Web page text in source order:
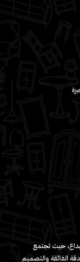
حيث تجتمع
لأكثر من ٣٠ عامًا مع الدقة الفائقة والتصميم